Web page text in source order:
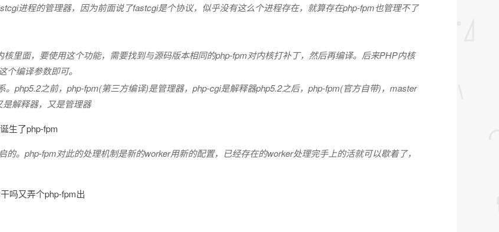
进程的管理器，因为前面说了fastcgi是个协议，似乎没有这么个进程存在，就算存在php-fpm也管理不了
里面，要使用这个功能，需要找到与源码版本相同的php-fpm对内核打补丁，然后再编译。后来PHP内核
这个编译参数即可。
php5.2之前，php-fpm(第三方编译)是管理器，php-cgi是解释器php5.2之后，php-fpm(官方自带)，master
解释器，又是管理器
生了php-fpm
。php-fpm对此的处理机制是新的worker用新的配置，已经存在的worker处理完手上的活就可以歇着了，
吗又弄个php-fpm出